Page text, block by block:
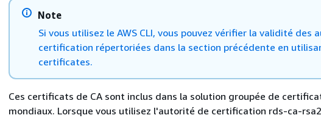
Note
Si vous utilisez le AWS CLI, vous pouvez vérifier la validité des
certification répertoriées dans la section précédente en
certificates.
Ces certificats de CA sont inclus dans la solution groupée de
mondiaux. Lorsque vous utilisez l'autorité de certification rds-ca-